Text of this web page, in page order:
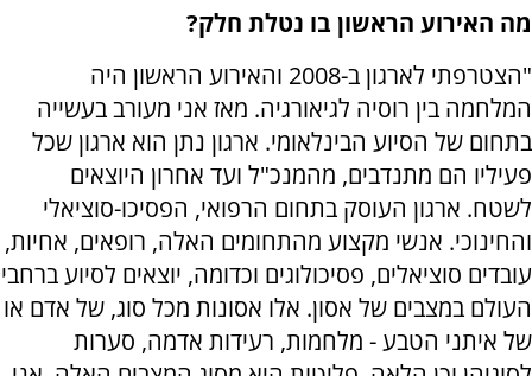
מה האירוע הראשון בו נטלת חלק?
"הצטרפתי לארגון ב-2008 והאירוע הראשון היה
המלחמה בין רוסיה לגיאורגיה. מאז אני מעורב בעשייה
בתחום של הסיוע הבינלאומי. ארגון נתן הוא ארגון שכל
פעיליו הם מתנדבים, מהמנכ"ל ועד אחרון היוצאים
לשטח. ארגון העוסק בתחום הרפואי, הפסיכו-סוציאלי
והחינוכי. אנשי מקצוע מהתחומים האלה, רופאים, אחיות,
עובדים סוציאלים, פסיכולוגים וכדומה, יוצאים לסיוע ברחבי
העולם במצבים של אסון. אלו אסונות מכל סוג, של אדם או
של איתני הטבע - מלחמות, רעידות אדמה, סערות